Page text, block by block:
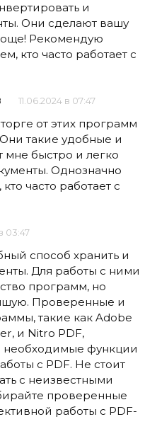
и
Они сделают вашу
Рекомендую
кто часто работает с
11.06.2024 в 07:47
от этих программ
такие удобные и
быстро и легко
Однозначно
часто работает с
03:47
способ хранить и
Для работы с ними
программ, но
Проверенные и
такие как Adobe
и Nitro PDF,
необходимые функции
с PDF. Не стоит
с неизвестными
проверенные
работы с PDF-